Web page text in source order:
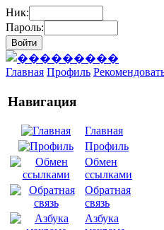
Ник:
Пароль:
Главная Профиль
Навигация
Главная
Профиль
Обмен
ссылками
Обратная
связь
Азбука